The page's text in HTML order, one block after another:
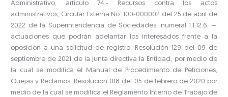
Administrativo, artículo 74.- Recursos contra los actos
administrativos, Circular Externa No. 100-000002 del 25 de abril de
2022 de la Superintendencia de Sociedades, numeral 1.1.12.6. –
actuaciones que podrán adelantar los interesados frente a la
oposición a una solicitud de registro, Resolución 129 del 09 de
septiembre de 2021 de la junta directiva la Entidad, por medio de
la cual se modifica el Manual de Procedimiento de Peticiones,
Quejas y Reclamos, Resolución 018 del 05 de febrero de 2020 por
medio de la cual se modifica el Reglamento Interno de Trabajo de